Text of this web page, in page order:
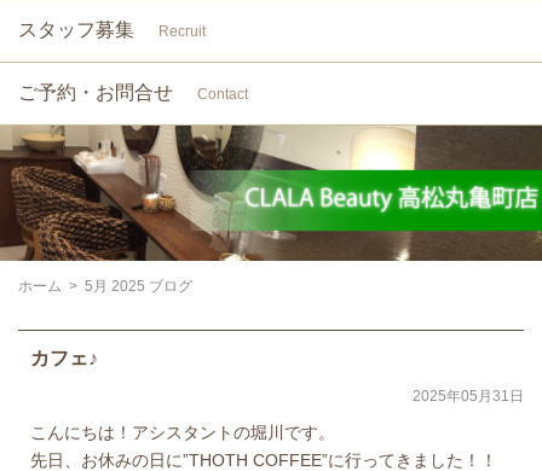
スタッフ募集 Recruit
ご予約・お問合せ Contact
ホーム > 5月 2025 ブログ
カフェ♪
2025年05月31日
こんにちは！アシスタントの堀川です。
先日、お休みの日に”THOTH COFFEE”に行ってきました！！